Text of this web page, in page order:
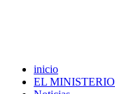
inicio
EL MINISTERIO